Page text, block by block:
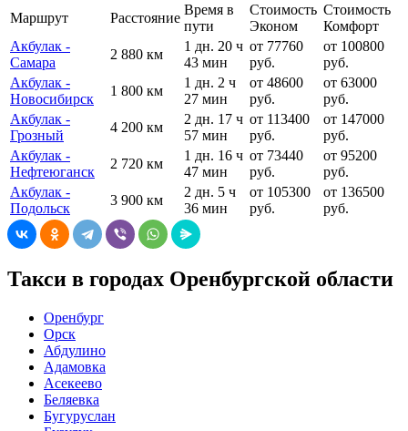
Маршрут Расстояние
Время в
пути
Стоимость
Эконом
Стоимость
Комфорт
Акбулак -
Самара
2 880 км
1 дн. 20 ч
43 мин
от 77760
руб.
от 100800
руб.
Акбулак -
Новосибирск
1 800 км
1 дн. 2 ч
27 мин
от 48600
руб.
от 63000
руб.
Акбулак -
Грозный
4 200 км
2 дн. 17 ч
57 мин
от 113400
руб.
от 147000
руб.
Акбулак -
Нефтеюганск
2 720 км
1 дн. 16 ч
47 мин
от 73440
руб.
от 95200
руб.
Акбулак -
Подольск
3 900 км
2 дн. 5 ч
36 мин
от 105300
руб.
от 136500
руб.
Такси в городах Оренбургской области
Оренбург
Орск
Абдулино
Адамовка
Асекеево
Беляевка
Бугуруслан